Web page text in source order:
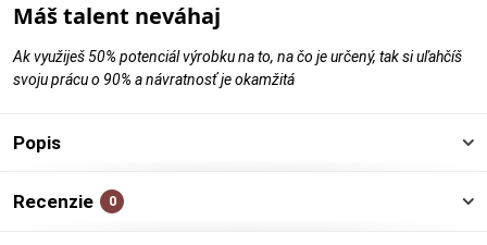
Máš talent neváhaj
Ak využiješ 50% potenciál výrobku na to, na čo je určený, tak si uľahčíš
svoju prácu o 90% a návratnosť je okamžitá
Popis
Recenzie 0